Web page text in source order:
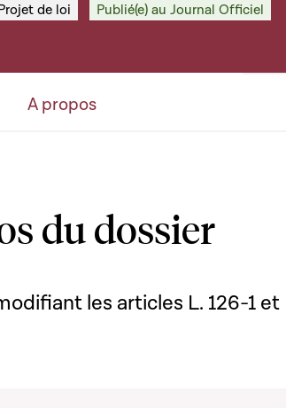
de loi Publié(e) au Journal Officiel
A propos
du dossier
les articles L. 126-1 et